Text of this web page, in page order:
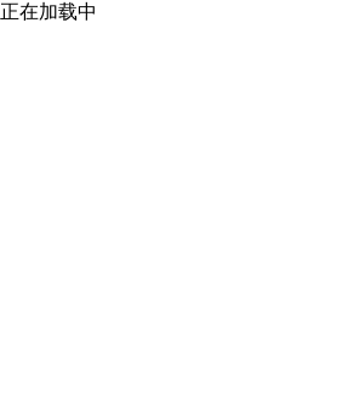
正在加载中